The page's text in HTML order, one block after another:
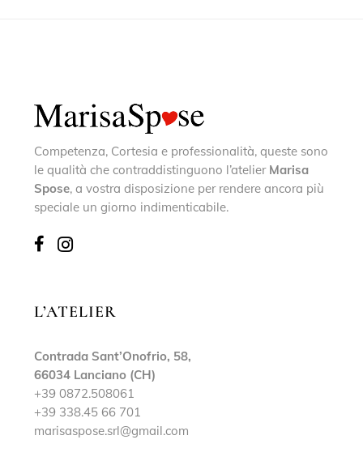
Competenza, Cortesia e professionalità, queste sono
le qualità che contraddistinguono l’atelier Marisa
Spose, a vostra disposizione per rendere ancora più
speciale un giorno indimenticabile.
L’ATELIER
Contrada Sant’Onofrio, 58,
66034 Lanciano (CH)
+39 0872.508061
+39 338.45 66 701
marisaspose.srl@gmail.com